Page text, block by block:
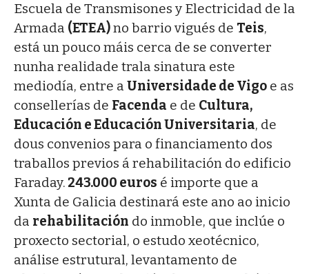
Escuela de Transmisones y Electricidad de la
Armada (ETEA)no barrio vigués de Teis,
está un pouco máis cerca de se converter
nunha realidade trala sinatura este
mediodía, entre a Universidade de Vigo e as
consellerías de Facenda e de Cultura,
Educación e Educación Universitaria, de
dous convenios para o financiamento dos
traballos previos á rehabilitación do edificio
Faraday. 243.000 euros é importe que a
Xunta de Galicia destinará este ano ao inicio
da rehabilitación do inmoble, que inclúe o
proxecto sectorial, o estudo xeotécnico,
análise estrutural, levantamento de